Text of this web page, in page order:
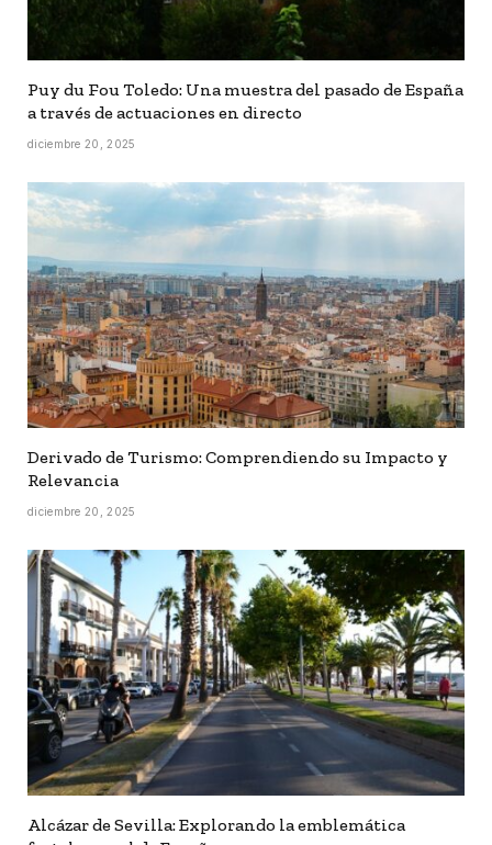
Puy du Fou Toledo: Una muestra del pasado de España
a través de actuaciones en directo
diciembre 20, 2025
Derivado de Turismo: Comprendiendo su Impacto y
Relevancia
diciembre 20, 2025
Alcázar de Sevilla: Explorando la emblemática